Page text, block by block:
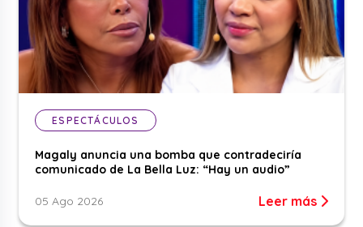
ESPECTÁCULOS
Magaly anuncia una bomba que contradeciría
comunicado de La Bella Luz: “Hay un audio”
05 Ago 2026 Leer más